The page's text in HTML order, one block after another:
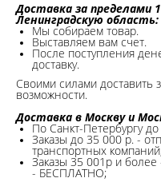
Доставка за пределами
Ленинградскую область:
Мы собираем товар.
Выставляем вам счет.
После поступления
доставку.
Своими силами
возможности.​
Доставка в Москву и
По Санкт-Петербургу
Заказы до 35 000 р. -
транспортных
Заказы 35 001р и более
- БЕСПЛАТНО;